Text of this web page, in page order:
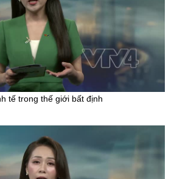
tế trong thế giới bất định